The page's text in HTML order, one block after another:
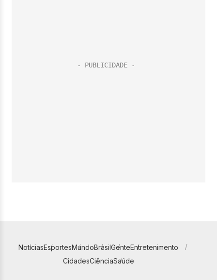
NotíciasEsportesMundoBrasilGenteEntretenimento
CidadesCiênciaSaúde